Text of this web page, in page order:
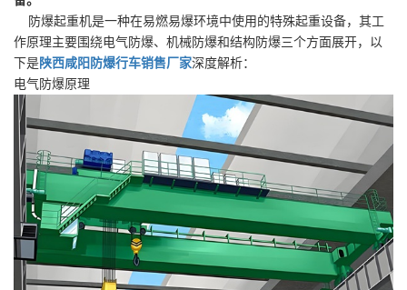
防爆起重机是一种在易燃易爆环境中使用的特殊起重设备，其工
作原理主要围绕电气防爆、机械防爆和结构防爆三个方面展开，以
下是陕西咸阳防爆行车销售厂家深度解析：
电气防爆原理